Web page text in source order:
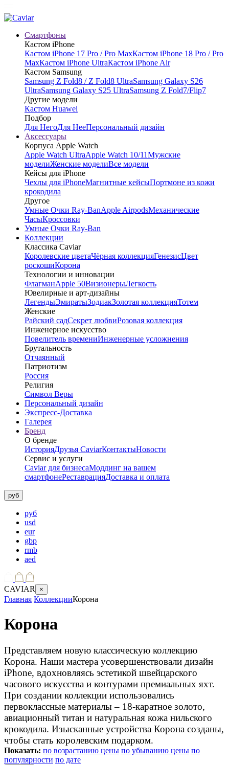
Смартфоны
Кастом iPhone
Кастом iPhone 17 Pro / Pro MaxКастом iPhone 18 Pro / Pro
MaxКастом iPhone UltraКастом iPhone Air
Кастом Samsung
Samsung Z Fold8 / Z Fold8 UltraSamsung Galaxy S26
UltraSamsung Galaxy S25 UltraSamsung Z Fold7/Flip7
Другие модели
Кастом Huawei
Подбор
Для НегоДля НееПерсональный дизайн
Аксессуары
Корпуса Apple Watch
Apple Watch UltraApple Watch 10/11Мужские
моделиЖенские моделиВсе модели
Кейсы для iPhone
Чехлы для iPhoneМагнитные кейсыПортмоне из кожи
крокодила
Другое
Умные Очки Ray-BanApple AirpodsМеханические
ЧасыКроссовки
Умные Очки Ray-Ban
Коллекции
Классика Caviar
Королевские цветаЧёрная коллекцияГенезисЦвет
роскошиКорона
Технологии и инновации
ФлагманApple 50ВизионерыЛегкость
Ювелирные и арт-дизайны
ЛегендыЭмиратыЗодиакЗолотая коллекцияТотем
Женские
Райский садСекрет любвиРозовая коллекция
Инженерное искусство
Повелитель времениИнженерные усложнения
Брутальность
Отчаянный
Патриотизм
Россия
Религия
Символ Веры
Персональный дизайн
Экспресс-Доставка
Галерея
Бренд
О бренде
ИсторияДрузья CaviarКонтактыНовости
Сервис и услуги
Caviar для бизнесаМоддинг на вашем
смартфонеРеставрацияДоставка и оплата
руб
руб
usd
eur
gbp
rmb
aed
CAVIAR ×
Главная КоллекцииКорона
Корона
Представляем новую классическую коллекцию
Корона. Наши мастера усовершенствовали дизайн
iPhone, вдохновляясь эстетикой швейцарского
часового искусства и контурами премиальных яхт.
При создании коллекции использовались
первоклассные материалы – 18-каратное золото,
авиационный титан и натуральная кожа нильского
крокодила. Изысканные устройства Корона созданы,
чтобы стать королевским подарком.
Показать: по возрастанию цены по убыванию цены по
популярности по дате